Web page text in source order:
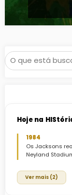
Pesquisar
Hoje na
1984
Os Jacksons
Neyland
Ver mais (2)